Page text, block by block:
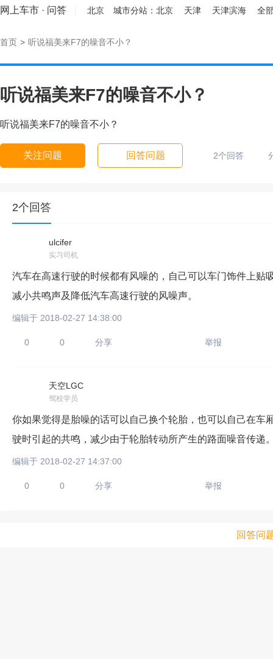
网上车市 · 问答 北京 城市分站： 北京 天津 天津滨海 全
首页 > 听说福美来F7的噪音不小？
听说福美来F7的噪音不小？
听说福美来F7的噪音不小？
关注问题 回答问题 2个回答
2个回答
ulcifer
实习司机
汽车在高速行驶的时候都有风噪的，自己可以车门饰件上贴
减小共鸣声及降低汽车高速行驶的风噪声。
编辑于 2018-02-27 14:38:00
0 0 分享 举报
天空LGC
驾校学员
你如果觉得是胎噪的话可以自己换个轮胎，也可以自己在车
驶时引起的共鸣，减少由于轮胎转动所产生的路面噪音传递
编辑于 2018-02-27 14:37:00
0 0 分享 举报
回答问